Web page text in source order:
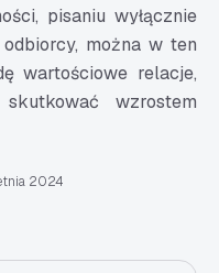
pisaniu wyłącznie
można w ten
wartościowe relacje,
wzrostem
2024